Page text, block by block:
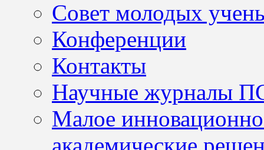
Совет молодых
Конференции
Контакты
Научные журналы
Малое
академические